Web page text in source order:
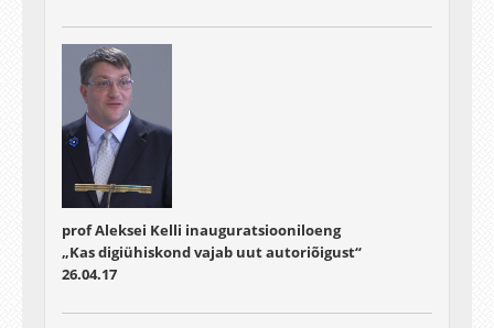
prof Aleksei Kelli inauguratsiooniloeng
„Kas digiühiskond vajab uut autoriõigust“
26.04.17